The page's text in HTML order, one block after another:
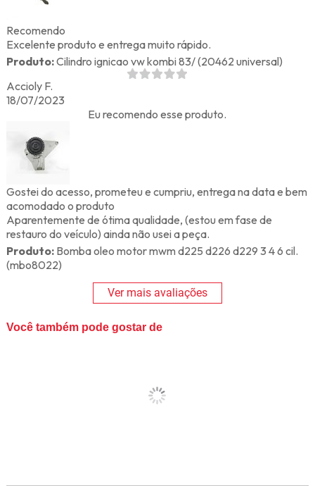
Recomendo
Excelente produto e entrega muito rápido.
Produto:Cilindro ignicao vw kombi 83/ (20462 universal)
Accioly F.
18/07/2023
Eu recomendo esse produto.
Gostei do acesso, prometeu e cumpriu, entrega na data e bem
acomodado o produto
Aparentemente de ótima qualidade, (estou em fase de
restauro do veículo) ainda não usei a peça.
Produto:Bomba oleo motor mwm d225 d226 d229 3 4 6 cil.
(mbo8022)
Ver mais avaliações
Você também pode gostar de